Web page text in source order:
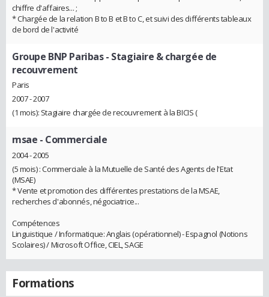
chiffre d'affaires... ;
* Chargée de la relation B to B et B to C, et suivi des différents tableaux
de bord de l'activité
Groupe BNP Paribas- Stagiaire & chargée de
recouvrement
Paris
2007 - 2007
(1 mois): Stagiaire chargée de recouvrement à la BICIS (
msae - Commerciale
2004 - 2005
(5 mois) : Commerciale à la Mutuelle de Santé des Agents de l'Etat
(MSAE)
* Vente et promotion des différentes prestations de la MSAE,
recherches d'abonnés, négociatrice...
Compétences
Linguistique / Informatique: Anglais (opérationnel) - Espagnol (Notions
Scolaires) / Microsoft Office, CIEL, SAGE
Formations